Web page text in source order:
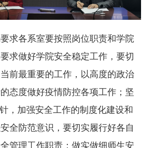
求各系室要按照岗位职责和学院
求做好学院安全稳定工作，要切
前最重要的工作，以高度的政治
态度做好疫情防控各项工作；坚
，加强安全工作的制度化建设和
全防范意识，要切实履行好各自
管理工作职责；做实做细师生安